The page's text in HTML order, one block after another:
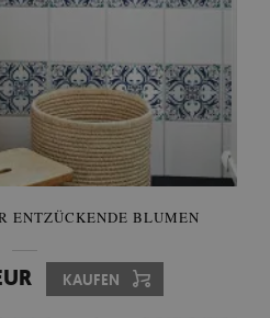
ENTZÜCKENDE BLUMEN
KAUFEN